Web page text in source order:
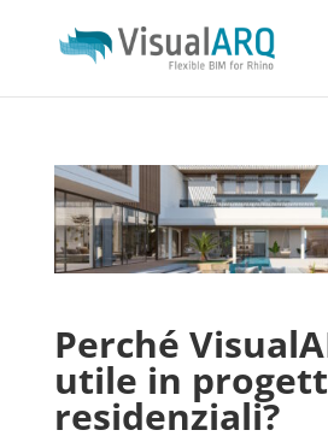
Perché
utile in
residenziali?